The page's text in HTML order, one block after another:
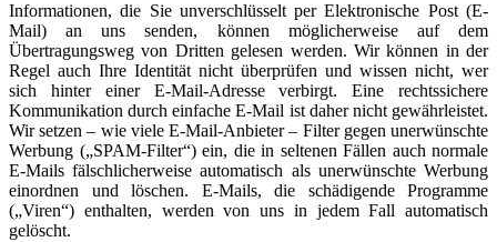
Informationen, die Sie unverschlüsselt per Elektronische Post (E-
Mail) an uns senden, können möglicherweise auf dem
Übertragungsweg von Dritten gelesen werden. Wir können in der
Regel auch Ihre Identität nicht überprüfen und wissen nicht, wer
sich hinter einer E-Mail-Adresse verbirgt. Eine rechtssichere
Kommunikation durch einfache E-Mail ist daher nicht gewährleistet.
Wir setzen – wie viele E-Mail-Anbieter – Filter gegen unerwünschte
Werbung („SPAM-Filter“) ein, die in seltenen Fällen auch normale
E-Mails fälschlicherweise automatisch als unerwünschte Werbung
einordnen und löschen. E-Mails, die schädigende Programme
(„Viren“) enthalten, werden von uns in jedem Fall automatisch
gelöscht.